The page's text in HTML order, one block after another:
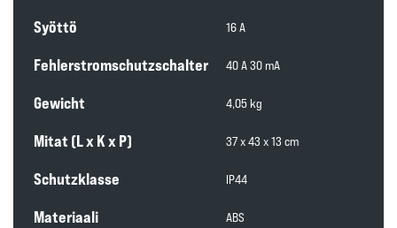
Syöttö 16 A
Fehlerstromschutzschalter 40 A 30 mA
Gewicht 4,05 kg
Mitat (L x K x P) 37 x 43 x 13 cm
Schutzklasse IP44
Materiaali ABS